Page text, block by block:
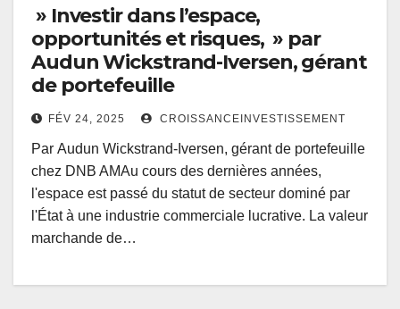
» Investir dans l’espace,
opportunités et risques, » par
Audun Wickstrand-Iversen, gérant
de portefeuille
FÉV 24, 2025 CROISSANCEINVESTISSEMENT
Par Audun Wickstrand-Iversen, gérant de portefeuille
chez DNB AMAu cours des dernières années,
l'espace est passé du statut de secteur dominé par
l'État à une industrie commerciale lucrative. La valeur
marchande de…